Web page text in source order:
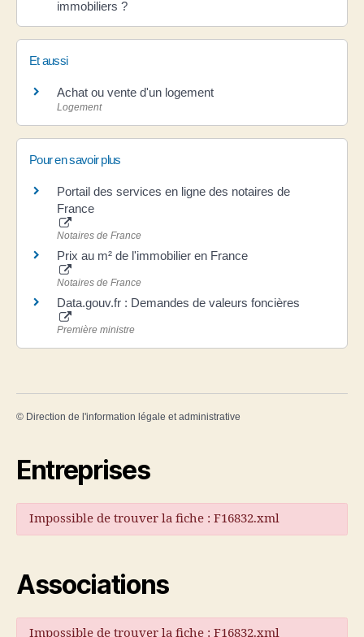
immobiliers ?
Et aussi
Achat ou vente d'un logement
Logement
Pour en savoir plus
Portail des services en ligne des notaires de
France
Notaires de France
Prix au m² de l'immobilier en France
Notaires de France
Data.gouv.fr : Demandes de valeurs foncières
Première ministre
© Direction de l'information légale et administrative
Entreprises
Impossible de trouver la fiche : F16832.xml
Associations
Impossible de trouver la fiche : F16832.xml